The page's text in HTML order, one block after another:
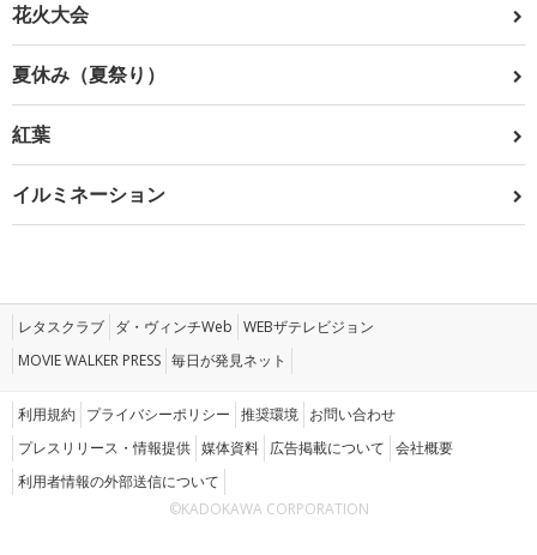
花火大会
夏休み（夏祭り）
紅葉
イルミネーション
レタスクラブ ダ・ヴィンチWeb WEBザテレビジョン
MOVIE WALKER PRESS 毎日が発見ネット
利用規約 プライバシーポリシー 推奨環境 お問い合わせ
プレスリリース・情報提供 媒体資料 広告掲載について 会社概要
利用者情報の外部送信について
©KADOKAWA CORPORATION